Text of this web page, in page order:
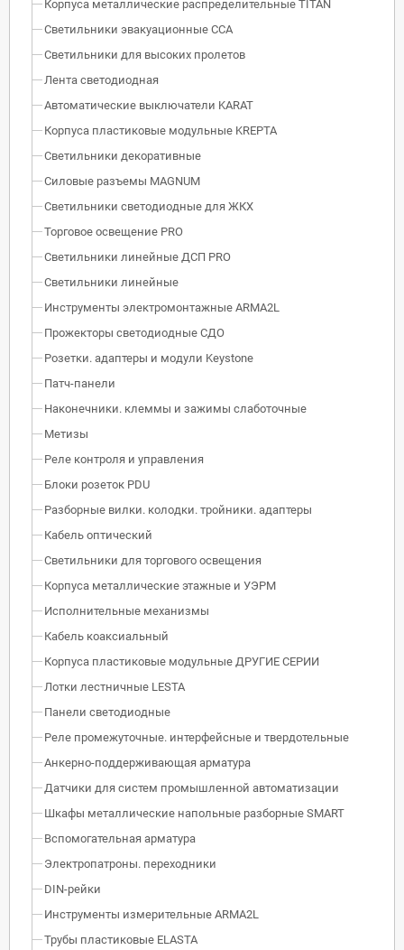
Корпуса металлические распределительные TITAN
Светильники эвакуационные ССА
Светильники для высоких пролетов
Лента светодиодная
Автоматические выключатели KARAT
Корпуса пластиковые модульные KREPTA
Светильники декоративные
Силовые разъемы MAGNUM
Светильники светодиодные для ЖКХ
Торговое освещение PRO
Светильники линейные ДСП PRO
Светильники линейные
Инструменты электромонтажные ARMA2L
Прожекторы светодиодные СДО
Розетки. адаптеры и модули Keystone
Патч-панели
Наконечники. клеммы и зажимы слаботочные
Метизы
Реле контроля и управления
Блоки розеток PDU
Разборные вилки. колодки. тройники. адаптеры
Кабель оптический
Светильники для торгового освещения
Корпуса металлические этажные и УЭРМ
Исполнительные механизмы
Кабель коаксиальный
Корпуса пластиковые модульные ДРУГИЕ СЕРИИ
Лотки лестничные LESTA
Панели светодиодные
Реле промежуточные. интерфейсные и твердотельные
Анкерно-поддерживающая арматура
Датчики для систем промышленной автоматизации
Шкафы металлические напольные разборные SMART
Вспомогательная арматура
Электропатроны. переходники
DIN-рейки
Инструменты измерительные ARMA2L
Трубы пластиковые ELASTA